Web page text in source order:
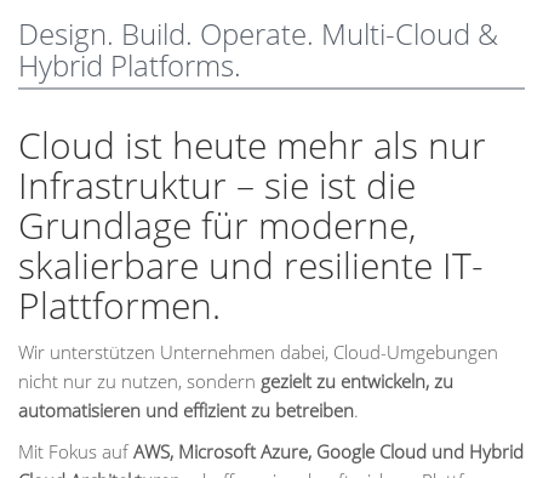
Design. Build. Operate. Multi-Cloud &
Hybrid Platforms.
Cloud ist heute mehr als nur
Infrastruktur – sie ist die
Grundlage für moderne,
skalierbare und resiliente IT-
Plattformen.
Wir unterstützen Unternehmen dabei, Cloud-Umgebungen
nicht nur zu nutzen, sondern gezielt zu entwickeln, zu
automatisieren und effizient zu betreiben.
Mit Fokus aufAWS, Microsoft Azure, Google Cloud und Hybrid